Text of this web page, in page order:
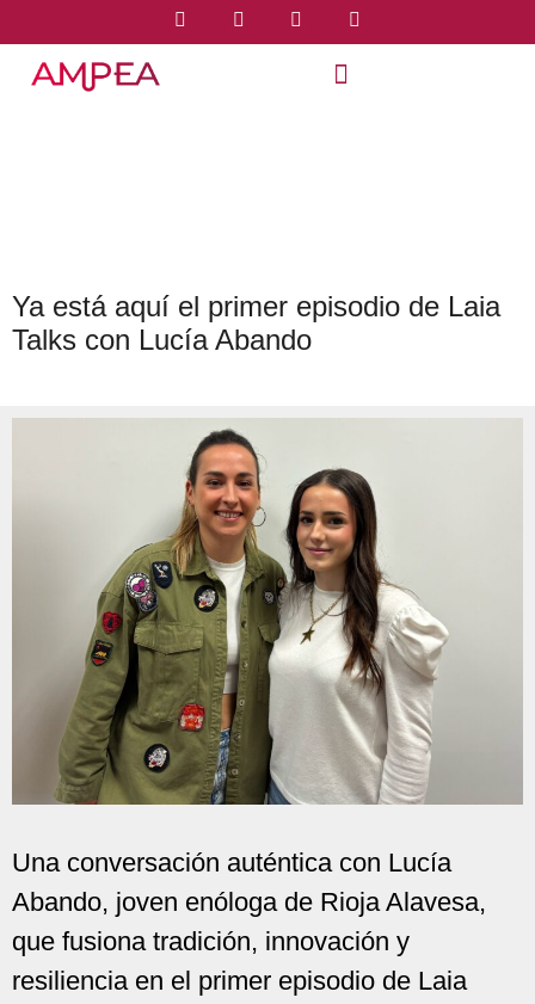
Ya está aquí el primer episodio de Laia
Talks con Lucía Abando
Una conversación auténtica con Lucía
Abando, joven enóloga de Rioja Alavesa,
que fusiona tradición, innovación y
resiliencia en el primer episodio de Laia